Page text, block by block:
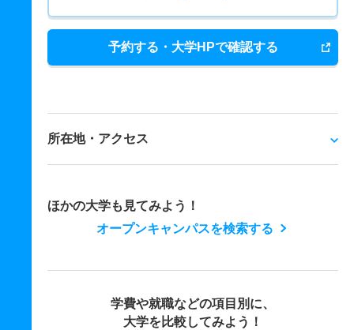
予約する・大学HPで確認する
所在地・アクセス
ほかの大学も見てみよう！
オープンキャンパスを検索する
学費や就職などの項目別に、
大学を比較してみよう！